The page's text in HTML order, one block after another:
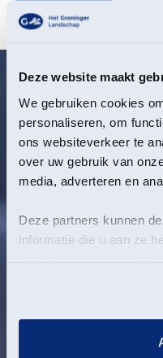
Deze website maakt
We gebruiken cookies
personaliseren, om
ons websiteverkeer te
over uw gebruik van
media, adverteren en
Deze partners kunnen
informatie die u aan ze
Aanmelden